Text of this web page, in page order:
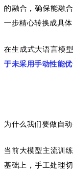
的融合，确保能融
一步精心转换成具体
在生成式大语言模
于未采用手动性能
为什么我们要做自动
当前大模型主流训
基础上，手工处理